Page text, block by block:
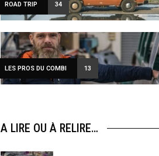
ROAD TRIP 34
LES PROS DU COMBI 13
A LIRE OU À RELIRE…